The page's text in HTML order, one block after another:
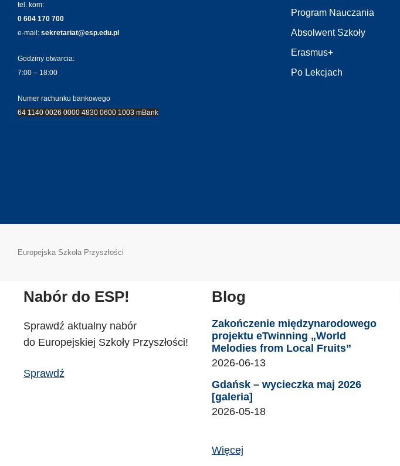
tel. kom:
0 604 170 700
e-mail: sekretariat@esp.edu.pl
Godziny otwarcia:
7:00 – 18:00
Numer rachunku bankowego
64 1140 0026 0000 4830 0600 1003 mBank
Program Nauczania
Absolwent Szkoły
Erasmus+
Po Lekcjach
Europejska Szkoła Przyszłości
Nabór do ESP!
Sprawdź aktualny nabór
do Europejskiej Szkoły Przyszłości!
Sprawdź
Blog
Zakończenie międzynarodowego
projektu eTwinning „World
Melodies from Local Fruits”
2026-06-13
Gdańsk – wycieczka maj 2026
[galeria]
2026-05-18
Więcej